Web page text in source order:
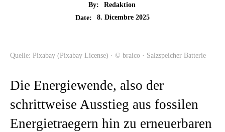
By:
Redaktion
Date:
8. Dicembre 2025
Quelle: Pixabay (Pixabay License) · © braico · Salzspeicher Batterie
Die Energiewende, also der
schrittweise Ausstieg aus fossilen
Energietraegern hin zu erneuerbaren